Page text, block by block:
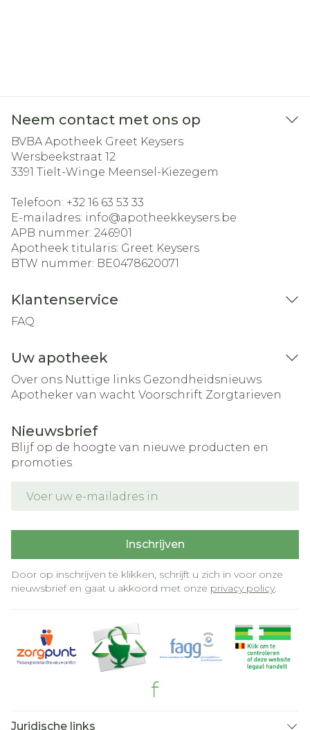
Neem contact met ons op
BVBA Apotheek Greet Keysers
Wersbeekstraat 12
3391 Tielt-Winge Meensel-Kiezegem
Telefoon: +32 16 63 53 33
E-mailadres: info@apotheekkeysers.be
APB nummer: 246901
Apotheek titularis: Greet Keysers
BTW nummer: BE0478620071
Klantenservice
FAQ
Uw apotheek
Over ons Nuttige links Gezondheidsnieuws
Apotheker van wacht Voorschrift Zorgtarieven
Nieuwsbrief
Blijf op de hoogte van nieuwe producten en
promoties
Inschrijven
Door op inschrijven te klikken, schrijft u zich in voor onze
nieuwsbrief en gaat u akkoord met onze privacy policy.
Juridische links